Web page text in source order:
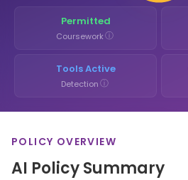
Permitted
Courseworkⓘ
Tools Active
Detectionⓘ
POLICY OVERVIEW
AI Policy Summary